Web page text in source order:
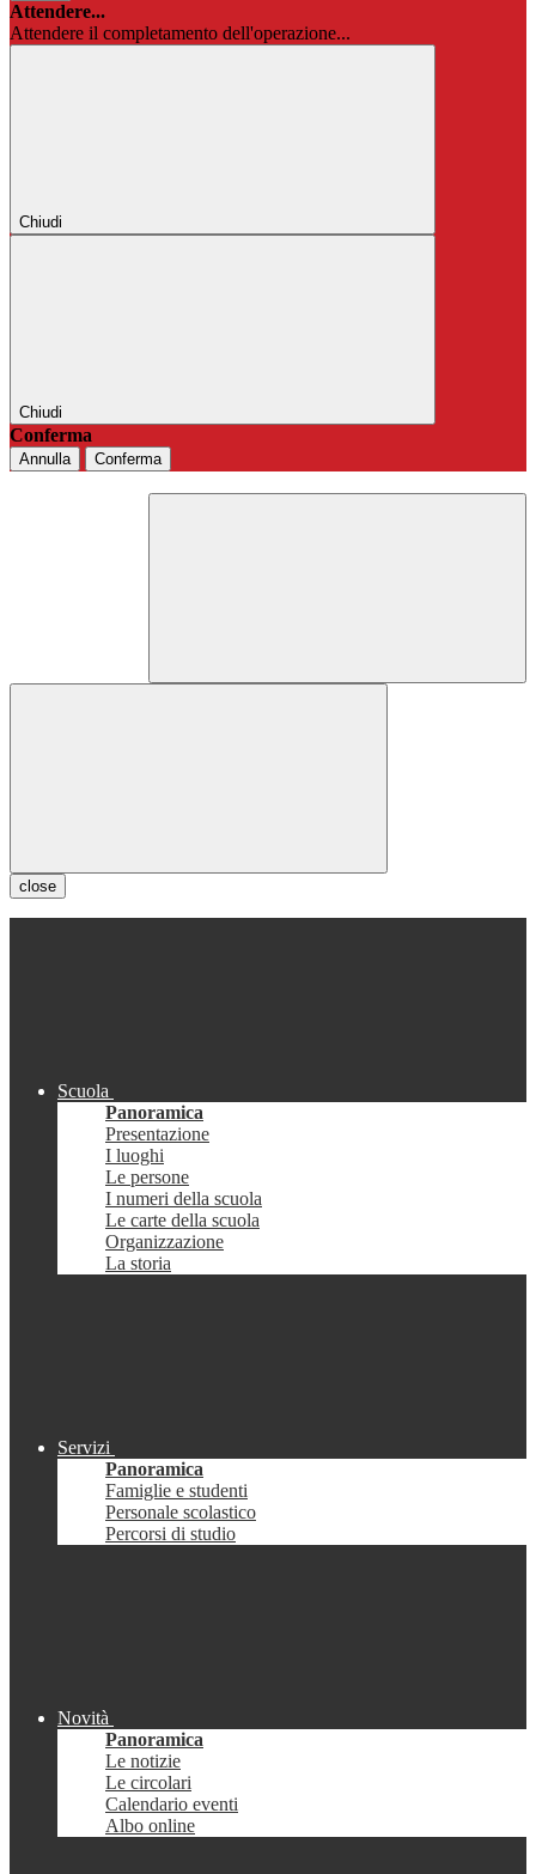
Attendere...
Attendere il completamento dell'operazione...
Chiudi
Chiudi
Conferma
Annulla Conferma
close
Scuola
Panoramica
Presentazione
I luoghi
Le persone
I numeri della scuola
Le carte della scuola
Organizzazione
La storia
Servizi
Panoramica
Famiglie e studenti
Personale scolastico
Percorsi di studio
Novità
Panoramica
Le notizie
Le circolari
Calendario eventi
Albo online